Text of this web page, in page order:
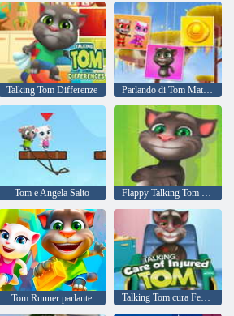
Talking Tom Differenze
Tom e Angela Salto Flappy Talking Tom Mobile
Tom Runner parlante Talking Tom cura Ferito